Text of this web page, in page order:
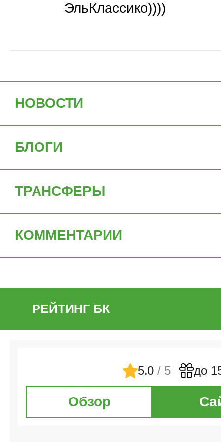
ЭльКлассико))))
НОВОСТИ
БЛОГИ
ТРАНСФЕРЫ
КОММЕНТАРИИ
РЕЙТИНГ БК
5.0 / 5 до
Обзор